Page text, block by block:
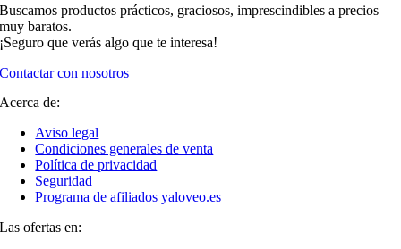
Buscamos productos prácticos, graciosos, imprescindibles a precios
muy baratos.
¡Seguro que verás algo que te interesa!
Contactar con nosotros
Acerca de:
Aviso legal
Condiciones generales de venta
Política de privacidad
Seguridad
Programa de afiliados yaloveo.es
Las ofertas en: